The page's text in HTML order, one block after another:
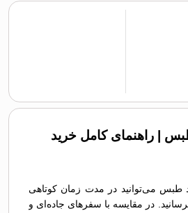
| راهنمای کامل خرید
طبس می‌توانید در مدت زمان کوتاهی
در مقایسه با سفرهای جاده‌ای و